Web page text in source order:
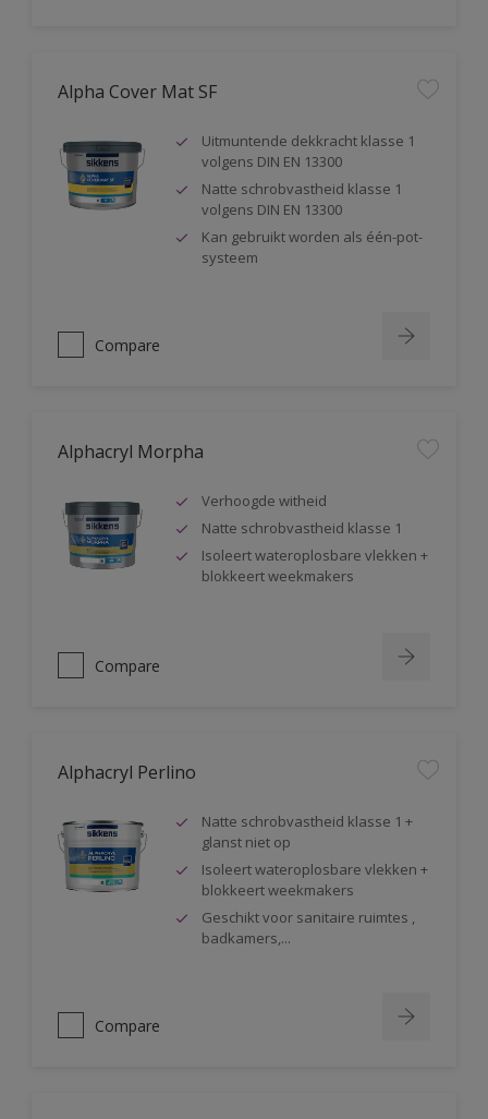
Alpha Cover Mat SF
Uitmuntende dekkracht klasse 1
volgens DIN EN 13300
Natte schrobvastheid klasse 1
volgens DIN EN 13300
Kan gebruikt worden als één-pot-
systeem
Compare
Alphacryl Morpha
Verhoogde witheid
Natte schrobvastheid klasse 1
Isoleert wateroplosbare vlekken +
blokkeert weekmakers
Compare
Alphacryl Perlino
Natte schrobvastheid klasse 1 +
glanst niet op
Isoleert wateroplosbare vlekken +
blokkeert weekmakers
Geschikt voor sanitaire ruimtes ,
badkamers,...
Compare